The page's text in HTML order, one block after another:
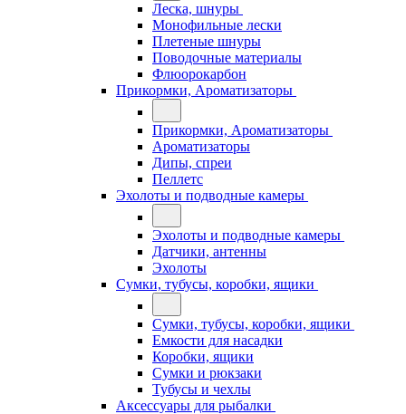
Леска, шнуры
Монофильные лески
Плетеные шнуры
Поводочные материалы
Флюорокарбон
Прикормки, Ароматизаторы
Прикормки, Ароматизаторы
Ароматизаторы
Дипы, спреи
Пеллетс
Эхолоты и подводные камеры
Эхолоты и подводные камеры
Датчики, антенны
Эхолоты
Сумки, тубусы, коробки, ящики
Сумки, тубусы, коробки, ящики
Емкости для насадки
Коробки, ящики
Сумки и рюкзаки
Тубусы и чехлы
Аксессуары для рыбалки